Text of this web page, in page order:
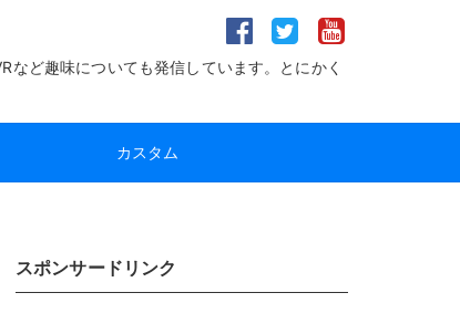
ど趣味についても発信しています。とにかく
カスタム
スポンサードリンク